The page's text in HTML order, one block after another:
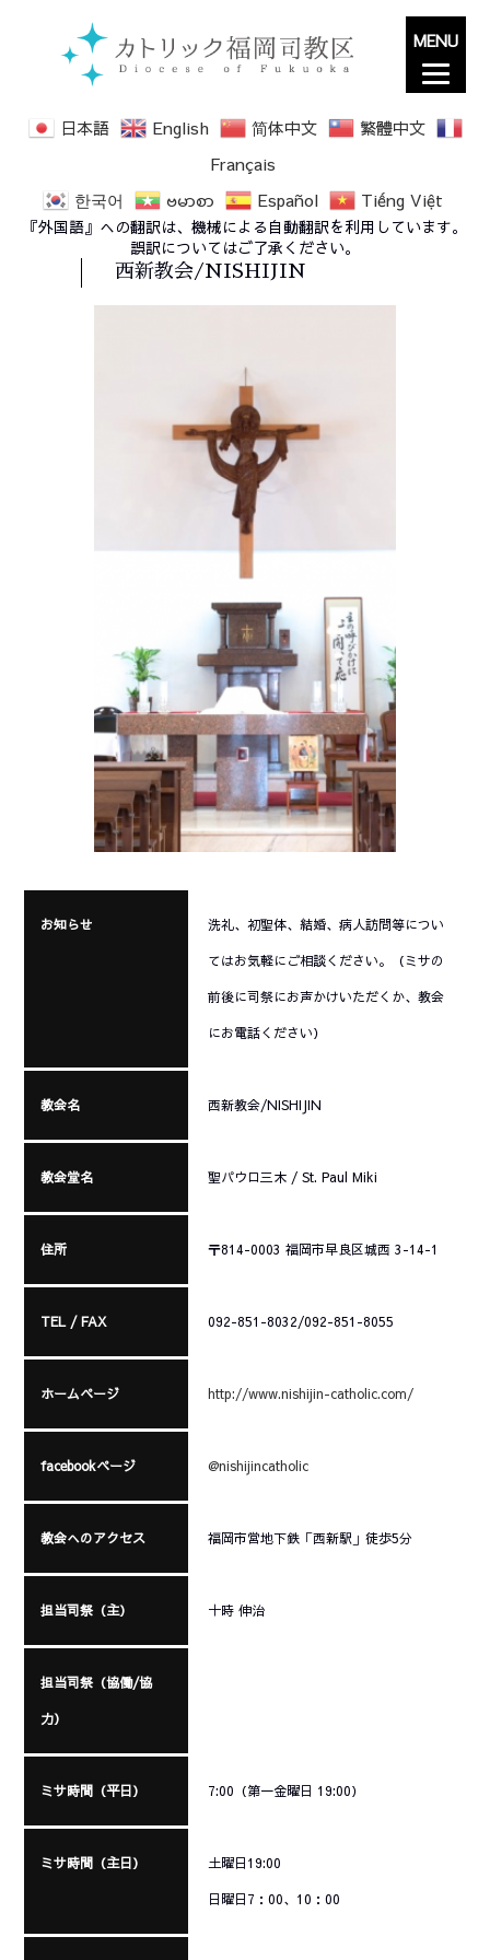
日本語 English 简体中文
繁體中文
Français
한국어
ဗမာစာ Español Tiếng Việt
『外国語』への翻訳は、機械による自動翻訳を利用しています。
誤訳についてはご了承ください。
西新教会/NISHIJIN
お知らせ 洗礼、初聖体、結婚、病人訪問等につい
てはお気軽にご相談ください。（ミサの
前後に司祭にお声かけいただくか、教会
にお電話ください）
教会名 西新教会/NISHIJIN
教会堂名 聖パウロ三木 / St. Paul Miki
住所 〒814-0003 福岡市早良区城西 3-14-1
TEL / FAX 092-851-8032/092-851-8055
ホームページ http://www.nishijin-catholic.com/
facebookページ @nishijincatholic
教会へのアクセス 福岡市営地下鉄「西新駅」徒歩5分
担当司祭（主） 十時 伸治
担当司祭（協働/協
力）
ミサ時間（平日） 7:00（第一金曜日 19:00）
ミサ時間（主日） 土曜日19:00
日曜日7：00、10：00
MENU